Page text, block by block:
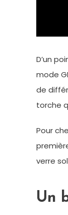
D’un
mode
de
torche
Pour
verre
Un